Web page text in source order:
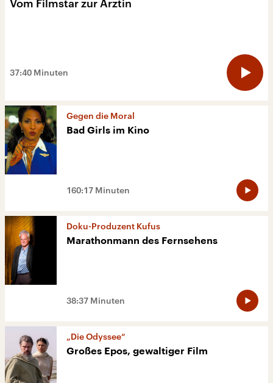
Vom Filmstar zur Ärztin
37:40 Minuten
Gegen die Moral
Bad Girls im Kino
160:17 Minuten
Doku-Produzent Kufus
Marathon­mann des Fern­se­hens
38:37 Minuten
„Die Odyssee“
Großes Epos, gewaltiger Film